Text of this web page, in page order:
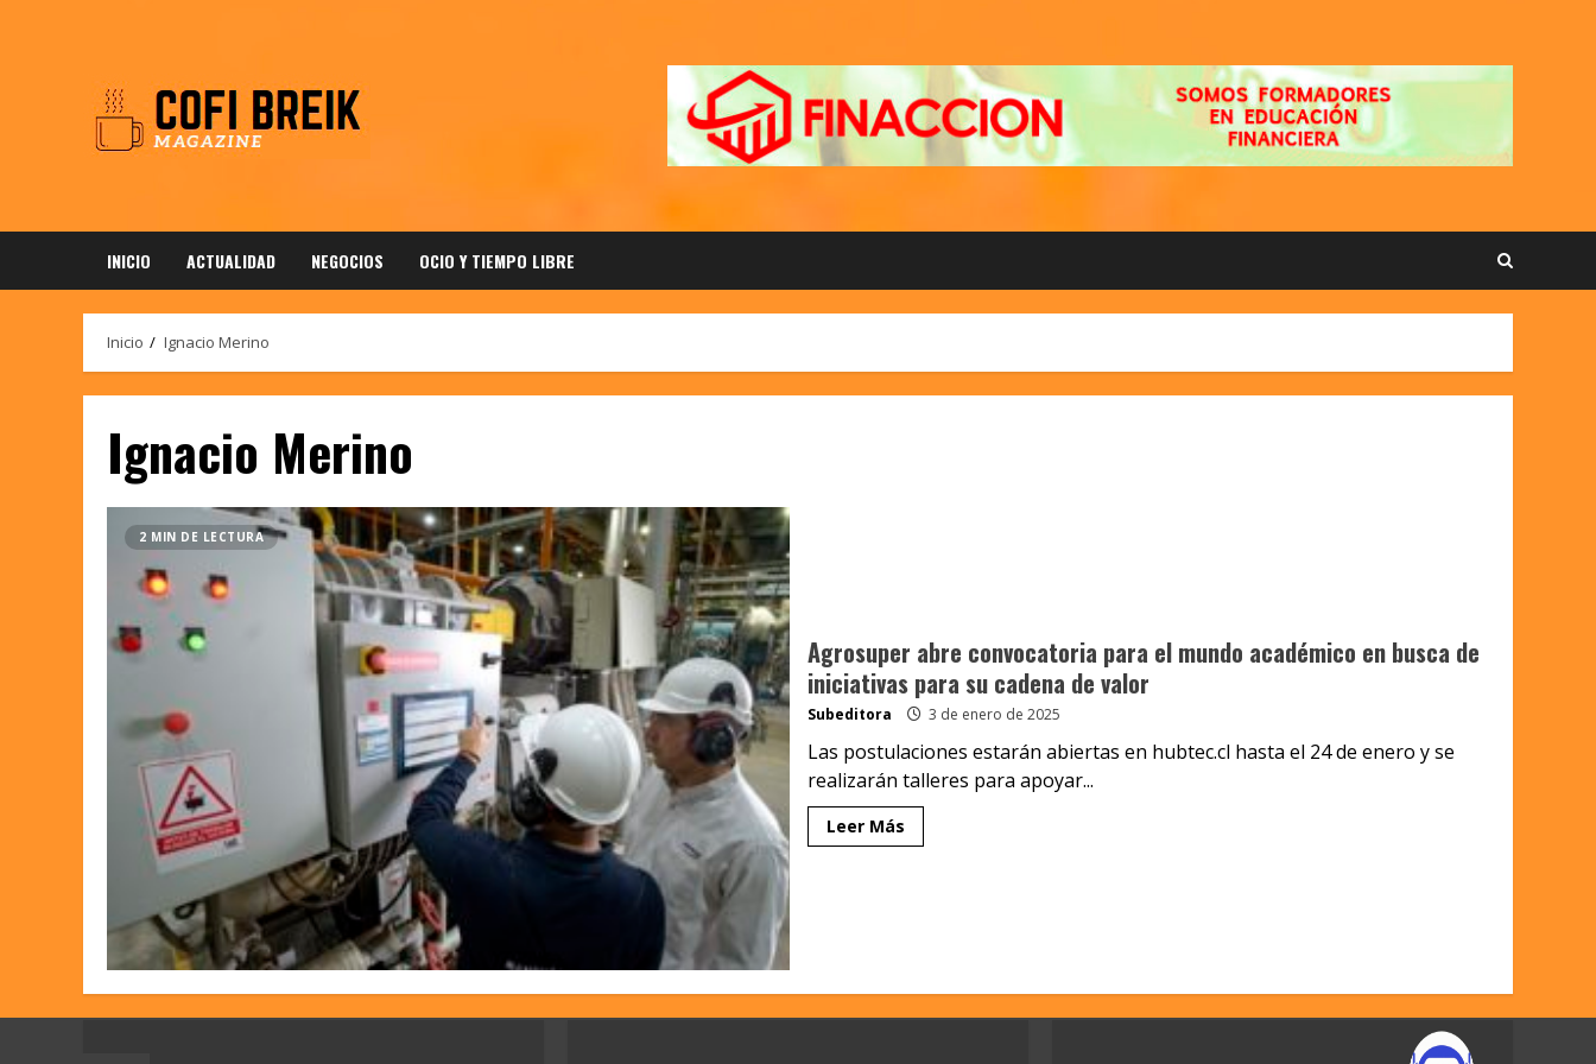
INICIO ACTUALIDAD NEGOCIOS OCIO Y TIEMPO LIBRE
Inicio Ignacio Merino
Ignacio Merino
2 MIN DE LECTURA
Agrosuper abre convocatoria para el mundo académico en busca de
iniciativas para su cadena de valor
Subeditora 3 de enero de 2025
Las postulaciones estarán abiertas en hubtec.cl hasta el 24 de enero y se
realizarán talleres para apoyar...
Leer Más